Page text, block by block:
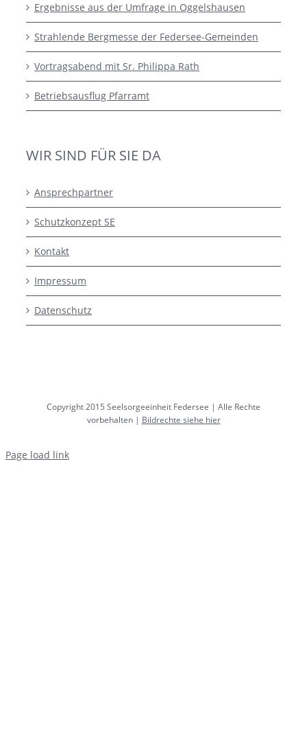
Ergebnisse aus der Umfrage in Oggelshausen
Strahlende Bergmesse der Federsee-Gemeinden
Vortragsabend mit Sr. Philippa Rath
Betriebsausflug Pfarramt
WIR SIND FÜR SIE DA
Ansprechpartner
Schutzkonzept SE
Kontakt
Impressum
Datenschutz
Copyright 2015 Seelsorgeeinheit Federsee | Alle Rechte
vorbehalten | Bildrechte siehe hier
Page load link